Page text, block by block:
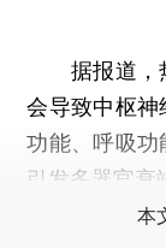
据报道，热
会导致中枢
功能、呼吸
引发多器官衰
本